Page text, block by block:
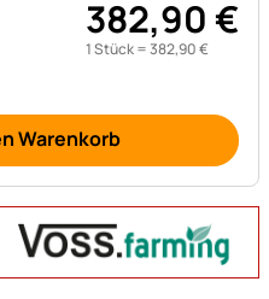
382,90€
1 Stück =382,90€
Warenkorb